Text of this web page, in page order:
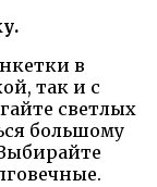
в
так и с
светлых
большому